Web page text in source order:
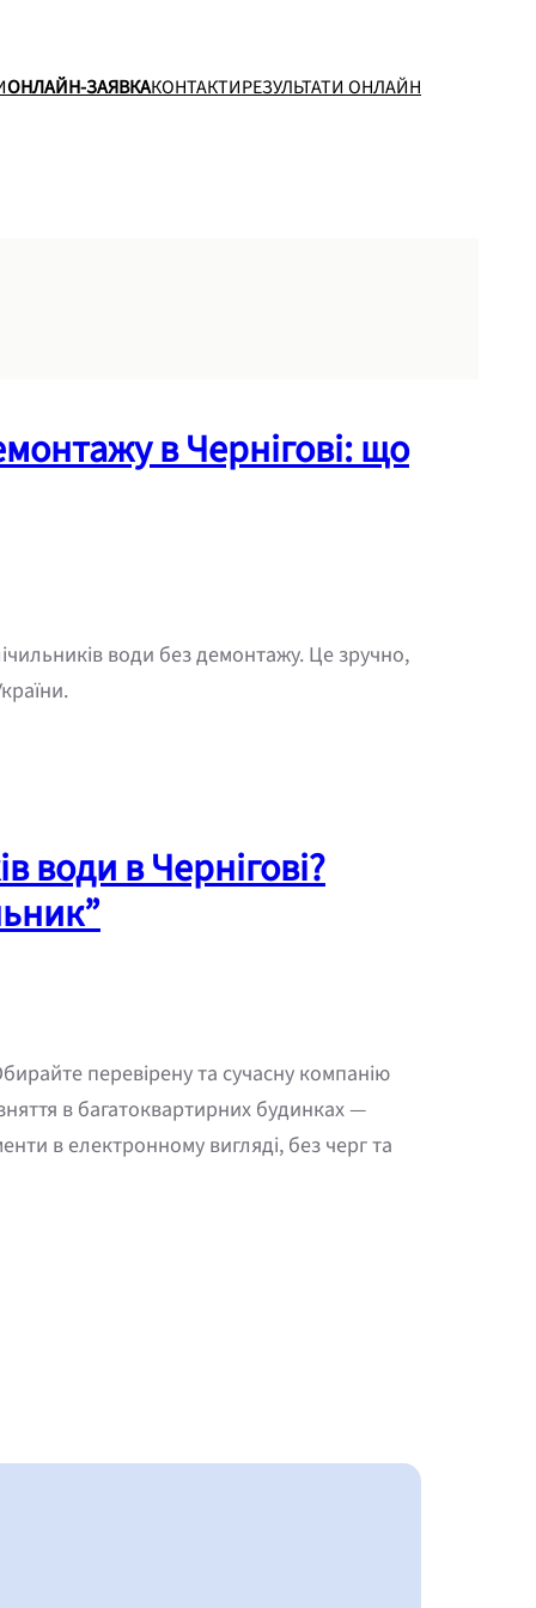
ОНЛАЙН-ЗАЯВКАКОНТАКТИРЕЗУЛЬТАТИ ОНЛАЙН
в Чернігові: що
води без демонтажу. Це зручно,
води в Чернігові?
перевірену та сучасну компанію
в багатоквартирних будинках —
в електронному вигляді, без черг та